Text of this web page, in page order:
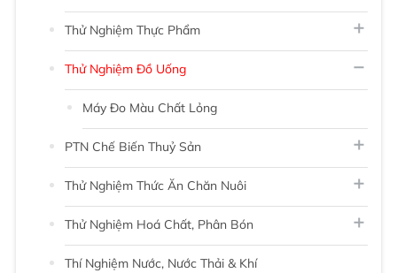
Thử Nghiệm Thực Phẩm
Thử Nghiệm Đồ Uống
Máy Đo Màu Chất Lỏng
PTN Chế Biến Thuỷ Sản
Thử Nghiệm Thức Ăn Chăn Nuôi
Thử Nghiệm Hoá Chất, Phân Bón
Thí Nghiệm Nước, Nước Thải & Khí